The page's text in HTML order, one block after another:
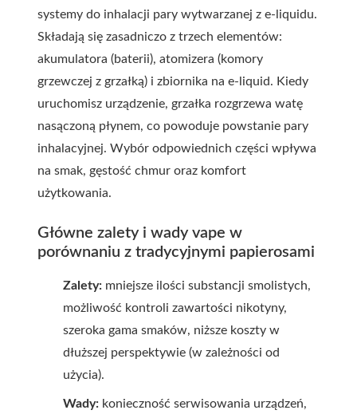
systemy do inhalacji pary wytwarzanej z e-liquidu.
Składają się zasadniczo z trzech elementów:
akumulatora (baterii), atomizera (komory
grzewczej z grzałką) i zbiornika na e-liquid. Kiedy
uruchomisz urządzenie, grzałka rozgrzewa watę
nasączoną płynem, co powoduje powstanie pary
inhalacyjnej. Wybór odpowiednich części wpływa
na smak, gęstość chmur oraz komfort
użytkowania.
Główne zalety i wady vape w
porównaniu z tradycyjnymi papierosami
Zalety: mniejsze ilości substancji smolistych,
możliwość kontroli zawartości nikotyny,
szeroka gama smaków, niższe koszty w
dłuższej perspektywie (w zależności od
użycia).
Wady: konieczność serwisowania urządzeń,